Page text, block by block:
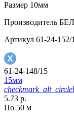
Размер 10мм
Производитель
Артикул 61-24-152/
61-24-148/15
15мм
checkmark_alt_circle
5.73 р.
По 50 м